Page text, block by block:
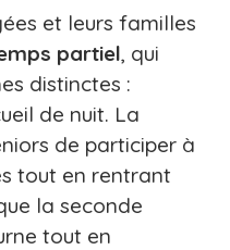
et leurs familles
partiel, qui
distinctes :
de nuit. La
de participer à
tout en rentrant
la seconde
tout en